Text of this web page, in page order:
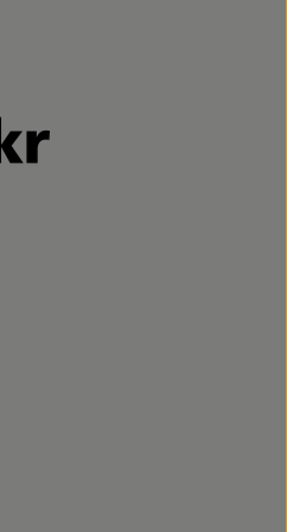
verbraucher
www.oekokiste.de/
lammertzhof/
www.instagram.com/
zu https://www.youtube.com/
Externer Link zu https://